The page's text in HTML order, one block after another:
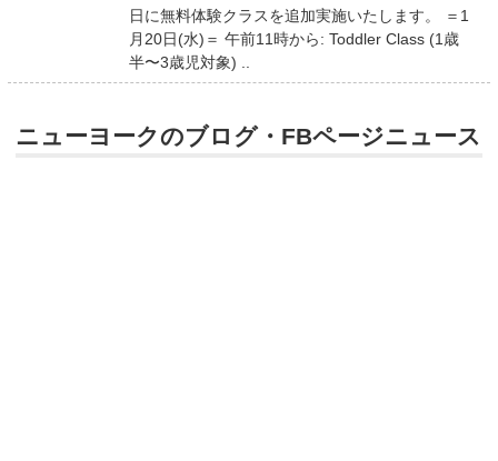
日に無料体験クラスを追加実施いたします。 ＝1
月20日(水)＝ 午前11時から: Toddler Class (1歳
半〜3歳児対象) ..
ニューヨークのブログ・FBページニュース